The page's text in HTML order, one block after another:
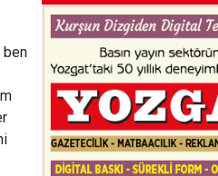
ben